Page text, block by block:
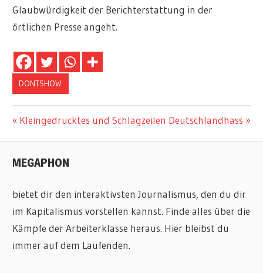
Glaubwürdigkeit der Berichterstattung in der
örtlichen Presse angeht.
DONTSHOW
Beitragsnavigation
Vorheriger
Kleingedrucktes und Schlagzeilen Nächster
Deutschlandhass
MEGAPHON
bietet dir den interaktivsten Journalismus, den du dir
im Kapitalismus vorstellen kannst. Finde alles über die
Kämpfe der Arbeiterklasse heraus. Hier bleibst du
immer auf dem Laufenden.